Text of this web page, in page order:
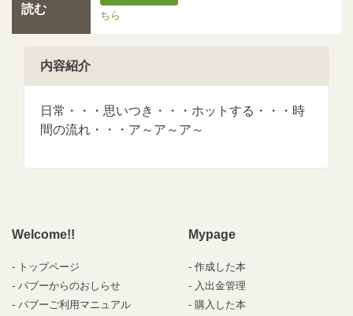
読む
ちら
内容紹介
日常・・・思いつき・・・ホットする・・・時
間の流れ・・・ア～ア～ア～
Welcome!!
トップページ
パブーからのおしらせ
パブーご利用マニュアル
Mypage
作成した本
入出金管理
購入した本